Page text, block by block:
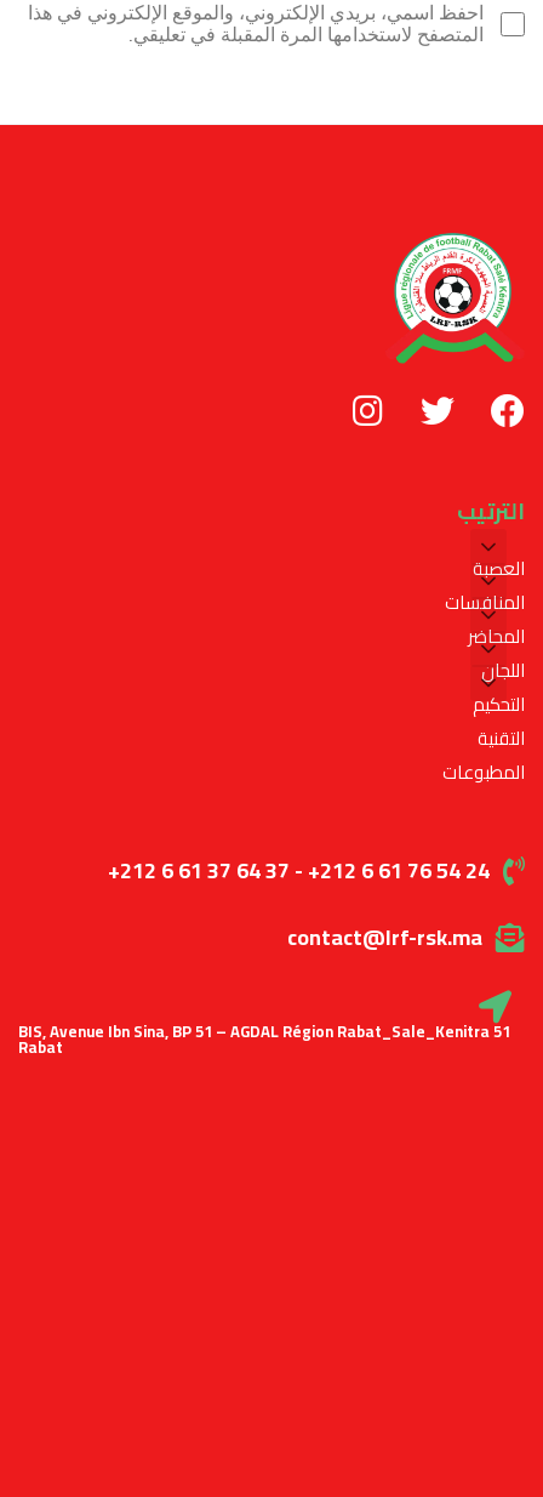
احفظ اسمي، بريدي الإلكتروني، والموقع الإلكتروني في هذا
المتصفح لاستخدامها المرة المقبلة في تعليقي.
الترتيب
العصبة
المنافسات
المحاضر
اللجان
التحكيم
التقنية
المطبوعات
+212 6 61 37 64 37 - +212 6 61 76 54 24
contact@lrf-rsk.ma
51 BIS, Avenue Ibn Sina, BP 51 – AGDAL Région Rabat_Sale_Kenitra
Rabat